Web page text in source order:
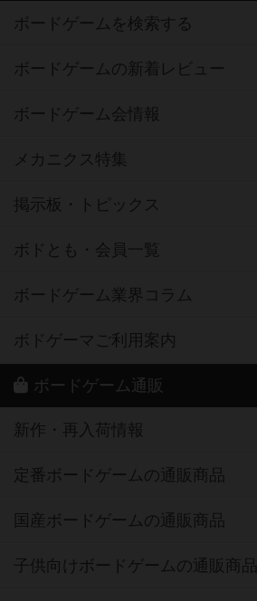
ボードゲームを検索する
ボードゲームの新着レビュー
ボードゲーム会情報
メカニクス特集
掲示板・トピックス
ボドとも・会員一覧
ボードゲーム業界コラム
ボドゲーマご利用案内
ボードゲーム通販
新作・再入荷情報
定番ボードゲームの通販商品
国産ボードゲームの通販商品
子供向けボードゲームの通販商品